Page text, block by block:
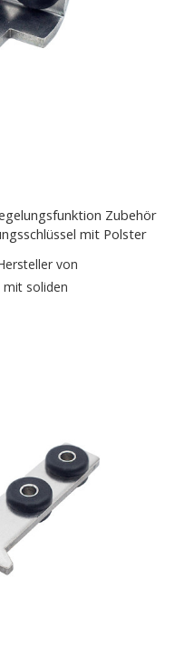
Zubehör
mit Polster
von
mit soliden